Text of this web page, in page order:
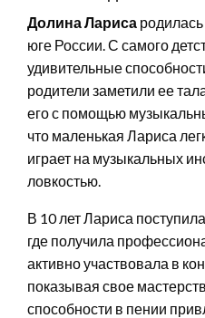
Долина Лариса
юге России. С самого
удивительные
родители заметили ее
его с помощью
что маленькая Лариса
играет на музыкальных
ловкостью.
В 10 лет Лариса
где получила
активно участвовала в
показывая свое
способности в пении